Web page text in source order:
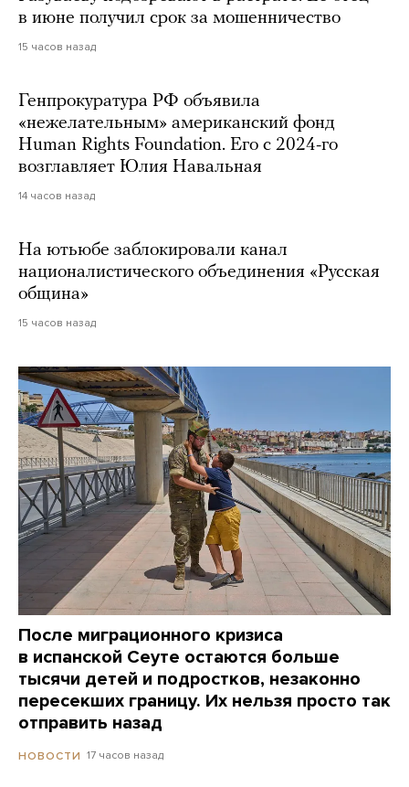
в июне получил срок за мошенничество
15 часов назад
Генпрокуратура РФ объявила
«нежелательным» американский фонд
Human Rights Foundation. Его с 2024-го
возглавляет Юлия Навальная
14 часов назад
На ютьюбе заблокировали канал
националистического объединения «Русская
община»
15 часов назад
После миграционного кризиса
в испанской Сеуте остаются больше
тысячи детей и подростков, незаконно
пересекших границу. Их нельзя просто так
отправить назад
НОВОСТИ 17 часов назад